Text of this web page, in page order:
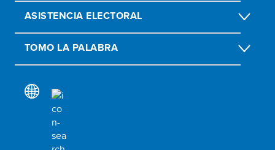
ASISTENCIA ELECTORAL
TOMO LA PALABRA